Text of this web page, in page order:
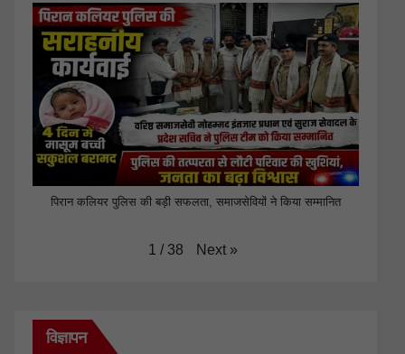
पिरान कलियर पुलिस की बड़ी सफलता, समाजसेवियों ने किया सम्मानित
1 / 38 Next »
विज्ञापन